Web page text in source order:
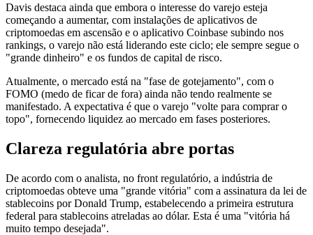
Davis destaca ainda que embora o interesse do varejo esteja
começando a aumentar, com instalações de aplicativos de
criptomoedas em ascensão e o aplicativo Coinbase subindo nos
rankings, o varejo não está liderando este ciclo; ele sempre segue o
"grande dinheiro" e os fundos de capital de risco.
Atualmente, o mercado está na "fase de gotejamento", com o
FOMO (medo de ficar de fora) ainda não tendo realmente se
manifestado. A expectativa é que o varejo "volte para comprar o
topo", fornecendo liquidez ao mercado em fases posteriores.
Clareza regulatória abre portas
De acordo com o analista, no front regulatório, a indústria de
criptomoedas obteve uma "grande vitória" com a assinatura da lei de
stablecoins por Donald Trump, estabelecendo a primeira estrutura
federal para stablecoins atreladas ao dólar. Esta é uma "vitória há
muito tempo desejada".